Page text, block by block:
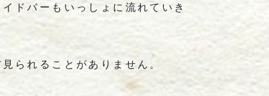
ドバーもいっしょに流れていき
られることがありません。